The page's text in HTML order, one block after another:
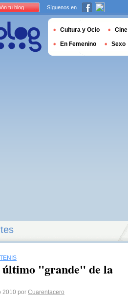
TENIS
último "grande" de la
2010 por Cuarentacero
tu blog Síguenos en
Cultura y Ocio Cine
En Femenino Sexo